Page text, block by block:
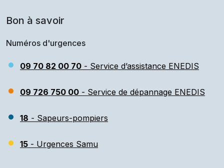
Bon à savoir
Numéros d'urgences
09 70 82 00 70 - Service d’assistance ENEDIS
09 726 750 00 - Service de dépannage ENEDIS
18 - Sapeurs-pompiers
15 - Urgences Samu